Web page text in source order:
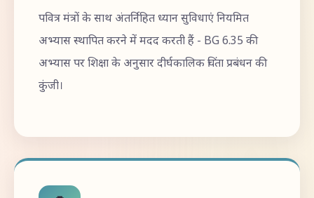
पवित्र मंत्रों के साथ अंतर्निहित ध्यान सुविधाएं नियमित
अभ्यास स्थापित करने में मदद करती हैं - BG 6.35 की
अभ्यास पर शिक्षा के अनुसार दीर्घकालिक चिंता प्रबंधन की
कुंजी।